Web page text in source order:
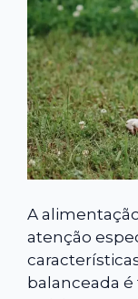
A
atenção
balanceada